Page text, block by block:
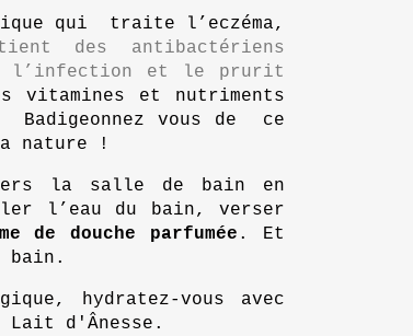
qui  traite l’eczéma,
des antibactériens
l’infection et le prurit
vitamines et nutriments
vous de ce
nature !
la salle de bain en
l’eau du bain, verser
de douche parfumée . Et
bain.
hydratez-vous avec
d'Ânesse .